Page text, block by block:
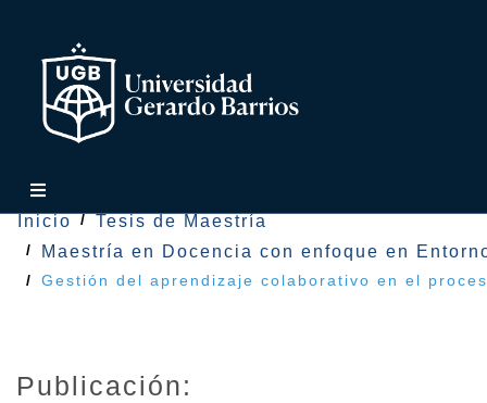
Inicio
Tesis de Maestría
Maestría en Docencia con enfoque en
Gestión del aprendizaje colaborativo en el
Publicación: